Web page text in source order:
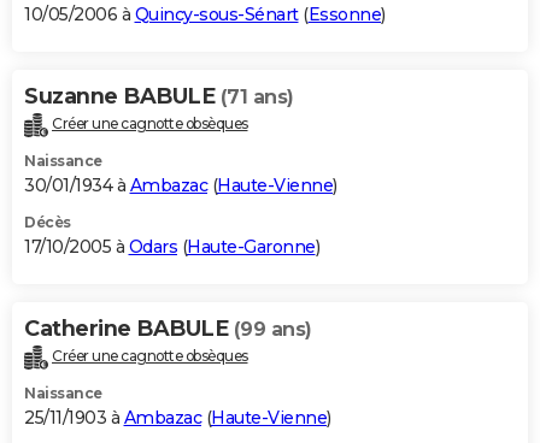
10/05/2006 à Quincy-sous-Sénart(Essonne)
Suzanne BABULE (71 ans)
Créer une cagnotte obsèques
Naissance
30/01/1934 à Ambazac(Haute-Vienne)
Décès
17/10/2005 à Odars (Haute-Garonne)
Catherine BABULE (99 ans)
Créer une cagnotte obsèques
Naissance
25/11/1903 à Ambazac(Haute-Vienne)